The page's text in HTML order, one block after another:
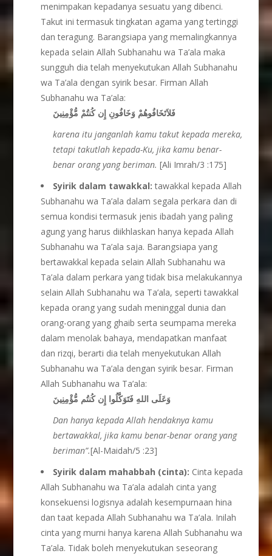
menimpakan kepadanya sesuatu yang dibenci.
Takut ini termasuk tingkatan agama yang tertinggi
dan teragung. Barangsiapa yang memalingkannya
kepada selain Allah Subhanahu wa Ta’ala maka
sungguh dia telah menyekutukan Allah Subhanahu
wa Ta’ala dengan syirik besar. Firman Allah
Subhanahu wa Ta’ala:
فَلاَتَخَافُوهُمْ وَخَافُونِ إِن كُنتُمْ مُّؤْمِنِينَ
karena itu janganlah kamu takut kepada mereka,
tetapi takutlah kepada-Ku, jika kamu benar-
benar orang yang beriman. [Ali Imrah/3 :175]
Syirik dalam tawakkal: tawakkal kepada Allah
Subhanahu wa Ta’ala dalam segala perkara dan di
semua kondisi termasuk jenis ibadah yang paling
agung yang harus diikhlaskan hanya kepada Allah
Subhanahu wa Ta’ala saja. Barangsiapa yang
bertawakkal kepada selain Allah Subhanahu wa
Ta’ala dalam perkara yang tidak bisa melakukannya
selain Allah Subhanahu wa Ta’ala, seperti tawakkal
kepada orang yang sudah meninggal dunia dan
orang-orang yang ghaib serta seumpama mereka
dalam menolak bahaya, mendapatkan manfaat
dan rizqi, berarti dia telah menyekutukan Allah
Subhanahu wa Ta’ala dengan syirik besar. Firman
Allah Subhanahu wa Ta’ala:
وَعَلَى اللهِ فَتَوَكَّلُوا إِن كُنتُم مُّؤْمِنِينَ
Dan hanya kepada Allah hendaknya kamu
bertawakkal, jika kamu benar-benar orang yang
beriman”.[Al-Maidah/5 :23]
Syirik dalam mahabbah (cinta): Cinta kepada
Allah Subhanahu wa Ta’ala adalah cinta yang
konsekuensi logisnya adalah kesempurnaan hina
dan taat kepada Allah Subhanahu wa Ta’ala. Inilah
cinta yang murni hanya karena Allah Subhanahu wa
Ta’ala. Tidak boleh menyekutukan seseorang